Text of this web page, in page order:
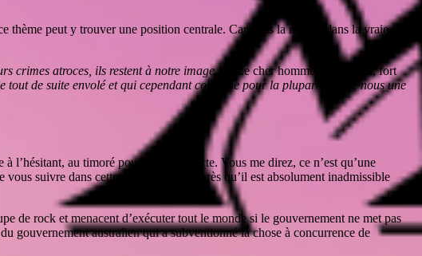
thème peut y trouver une position centrale. Car dans la réalité, dans la vraie vie,
crimes atroces, ils restent à notre image» ? Le cher homme disait aussi, fort
de suite envolé et qui cependant constitue pour la plupart d’entre nous une
au timoré pour passer à l’acte. Vous me direz, ce n’est qu’une
suivre dans cette direction à ceci près qu’il est absolument inadmissible
de rock et menacent d’exécuter tout le monde si le gouvernement ne met pas
gouvernement australien qui a subventionné la chose à concurrence de